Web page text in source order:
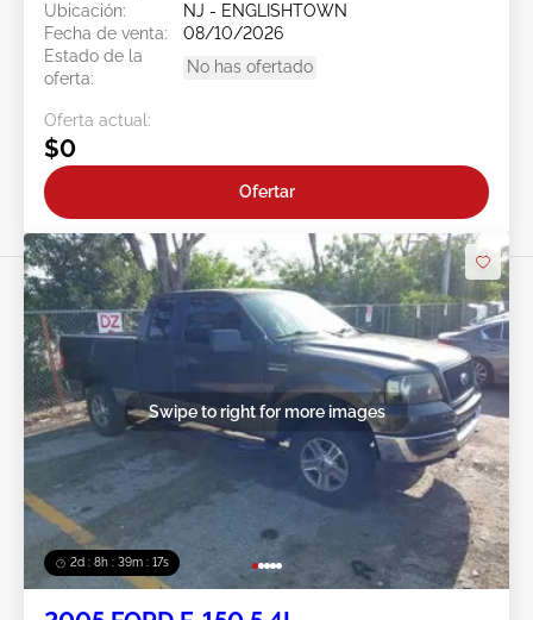
Ubicación:
NJ - ENGLISHTOWN
Fecha de venta:
08/10/2026
Estado de la
oferta:
No has ofertado
Oferta actual:
$0
Ofertar
2d : 8h : 39m : 15s
Swipe to right for more images